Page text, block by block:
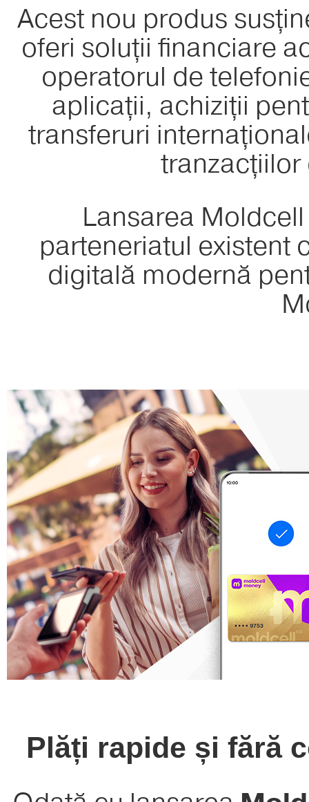
Acest nou produs
oferi soluții financiare
operatorul de
aplicații, achiziții
transferuri
Lansarea
parteneriatul existent
digitală modernă
Plăți rapide și fără